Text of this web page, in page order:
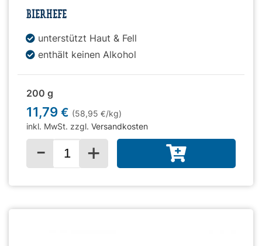
BIERHEFE
unterstützt Haut & Fell
enthält keinen Alkohol
200 g
11,79 € (58,95 €/kg)
inkl. MwSt. zzgl. Versandkosten
- +